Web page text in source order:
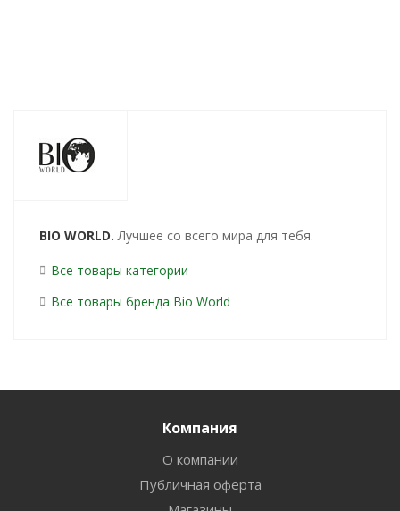
BIO WORLD. Лучшее со всего мира для тебя.
Все товары категории
Все товары бренда Bio World
Компания
О компании
Публичная оферта